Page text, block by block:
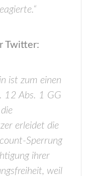
Twitter:
ist zum einen
12 Abs. 1 GG
erleidet die
Sperrung
ihrer
weil